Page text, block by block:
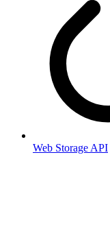
Web Storage API